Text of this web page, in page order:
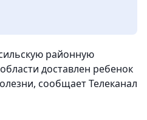
районную
доставлен ребенок
, сообщает Телеканал